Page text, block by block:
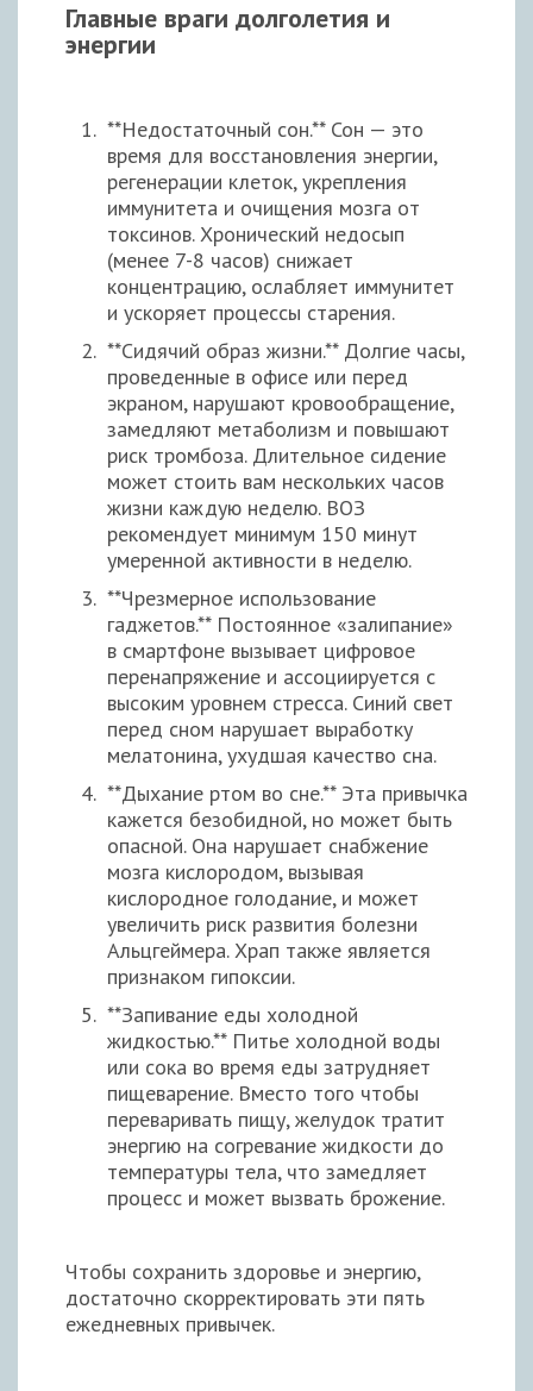
Главные враги долголетия и
энергии
**Недостаточный сон.** Сон — это
время для восстановления энергии,
регенерации клеток, укрепления
иммунитета и очищения мозга от
токсинов. Хронический недосып
(менее 7-8 часов) снижает
концентрацию, ослабляет иммунитет
и ускоряет процессы старения.
**Сидячий образ жизни.** Долгие часы,
проведенные в офисе или перед
экраном, нарушают кровообращение,
замедляют метаболизм и повышают
риск тромбоза. Длительное сидение
может стоить вам нескольких часов
жизни каждую неделю. ВОЗ
рекомендует минимум 150 минут
умеренной активности в неделю.
**Чрезмерное использование
гаджетов.** Постоянное «залипание»
в смартфоне вызывает цифровое
перенапряжение и ассоциируется с
высоким уровнем стресса. Синий свет
перед сном нарушает выработку
мелатонина, ухудшая качество сна.
**Дыхание ртом во сне.** Эта привычка
кажется безобидной, но может быть
опасной. Она нарушает снабжение
мозга кислородом, вызывая
кислородное голодание, и может
увеличить риск развития болезни
Альцгеймера. Храп также является
признаком гипоксии.
**Запивание еды холодной
жидкостью.** Питье холодной воды
или сока во время еды затрудняет
пищеварение. Вместо того чтобы
переваривать пищу, желудок тратит
энергию на согревание жидкости до
температуры тела, что замедляет
процесс и может вызвать брожение.
Чтобы сохранить здоровье и энергию,
достаточно скорректировать эти пять
ежедневных привычек.